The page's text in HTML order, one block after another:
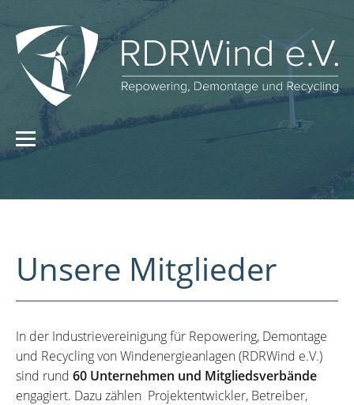
Unsere Mitglieder
In der Industrievereinigung für Repowering, Demontage
und Recycling von Windenergieanlagen (RDRWind e.V.)
sind rund 60 Unternehmen und Mitgliedsverbände
engagiert. Dazu zählen Projektentwickler, Betreiber,